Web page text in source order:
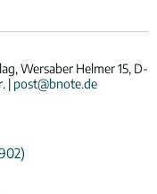
Wersaber Helmer 15, D-
| post@bnote.de